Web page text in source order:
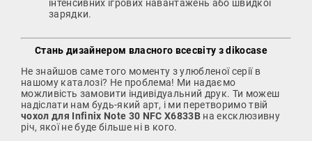
інтенсивних ігрових навантажень або швидкої
зарядки.
Стань дизайнером власного всесвіту з dikocase
Не знайшов саме того моменту з улюбленої серії в
нашому каталозі? Не проблема! Ми надаємо
можливість замовити індивідуальний друк. Ти можеш
надіслати нам будь-який арт, і ми перетворимо твій
чохол для Infinix Note 30 NFC X6833B на ексклюзивну
річ, якої не буде більше ні в кого.